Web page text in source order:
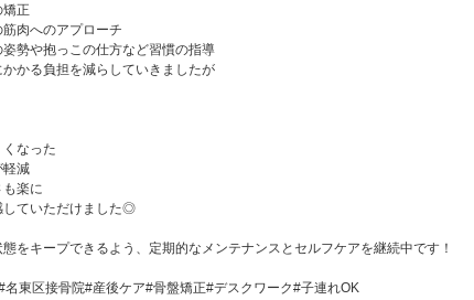
矯正
筋肉へのアプローチ
姿勢や抱っこの仕方など習慣の指導
かる負担を減らしていきましたが
くなった
軽減
も楽に
していただけました◎
をキープできるよう、定期的なメンテナンスとセルフケアを継続中です！
名東区接骨院#産後ケア#骨盤矯正#デスクワーク#子連れOK